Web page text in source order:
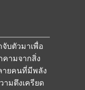
บตัวมาเพื่อ
คามจากสิ่ง
ายคนที่มีพลัง
มตึงเครียด